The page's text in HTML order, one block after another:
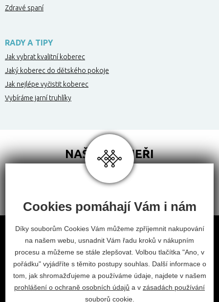
Zdravé spaní
RADY A TIPY
Jak vybrat kvalitní koberec
Jaký koberec do dětského pokoje
Jak nejlépe vyčistit koberec
Vybíráme jarní truhlíky
NAŠI PARTNEŘI
Obchodní podmínky
Odstoupení od smlouvy
Nastavení cookies
facebookinstagram
2026 © Habitat, a.s.
Cookies pomáhají Vám i nám
Díky souborům Cookies Vám můžeme zpříjemnit nakupování
na našem webu, usnadnit Vám řadu kroků v nákupním
procesu a můžeme se stále zlepšovat. Volbou tlačítka "Ano, v
pořádku" vyjádříte s těmito postupy souhlas. Další informace o
tom, jak shromažďujeme a používáme údaje, najdete v našem
prohlášení o ochraně osobních údajů a v zásadách používání
souborů cookie.